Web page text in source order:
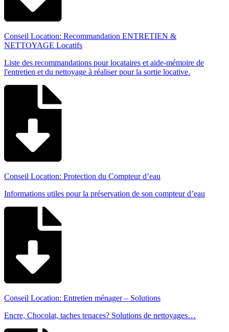
Conseil Location: Recommandation ENTRETIEN &
NETTOYAGE Locatifs
Liste des recommandations pour locataires et aide-mémoire de
l'entretien et du nettoyage à réaliser pour la sortie locative.
Conseil Location: Protection du Compteur d’eau
Informations utiles pour la préservation de son compteur d’eau
Conseil Location: Entretien ménager – Solutions
Encre, Chocolat, taches tenaces? Solutions de nettoyages…